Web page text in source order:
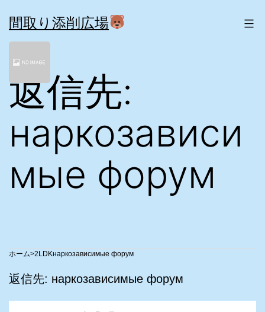
ン
テ
ン
間取り添削広場
返信先:
наркозависи
мые форум
>2LDKнаркозависимые форум
返信先: наркозависимые форум